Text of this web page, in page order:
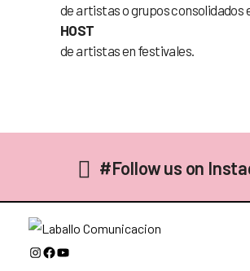
de artistas o grupos consolidados
HOST
de artistas en festivales.
#Follow us on
Instagram
Facebook
YouTube